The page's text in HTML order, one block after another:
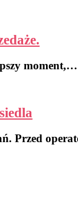
moment,…
Przed